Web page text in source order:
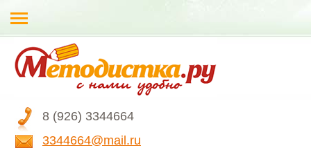
8 (926) 3344664
3344664@mail.ru